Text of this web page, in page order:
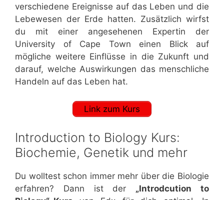
verschiedene Ereignisse auf das Leben und die
Lebewesen der Erde hatten. Zusätzlich wirfst
du mit einer angesehenen Expertin der
University of Cape Town einen Blick auf
mögliche weitere Einflüsse in die Zukunft und
darauf, welche Auswirkungen das menschliche
Handeln auf das Leben hat.
Link zum Kurs
Introduction to Biology Kurs:
Biochemie, Genetik und mehr
Du wolltest schon immer mehr über die Biologie
erfahren? Dann ist der „Introdcution to